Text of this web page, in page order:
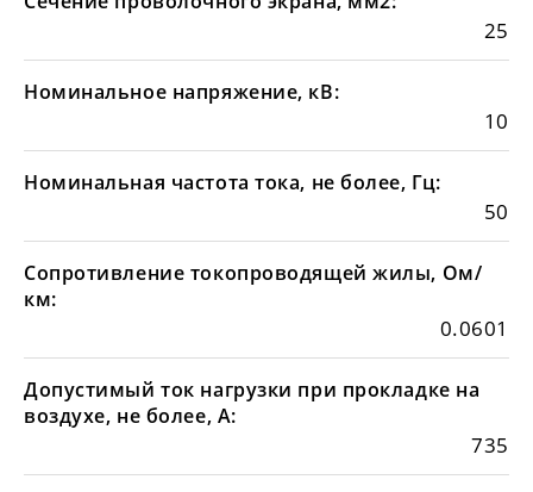
25
Номинальное напряжение, кВ:
10
Номинальная частота тока, не более, Гц:
50
Сопротивление токопроводящей жилы, Ом/
км:
0.0601
Допустимый ток нагрузки при прокладке на
воздухе, не более, А:
735